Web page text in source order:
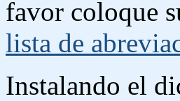
favor coloque
lista de
Instalando el